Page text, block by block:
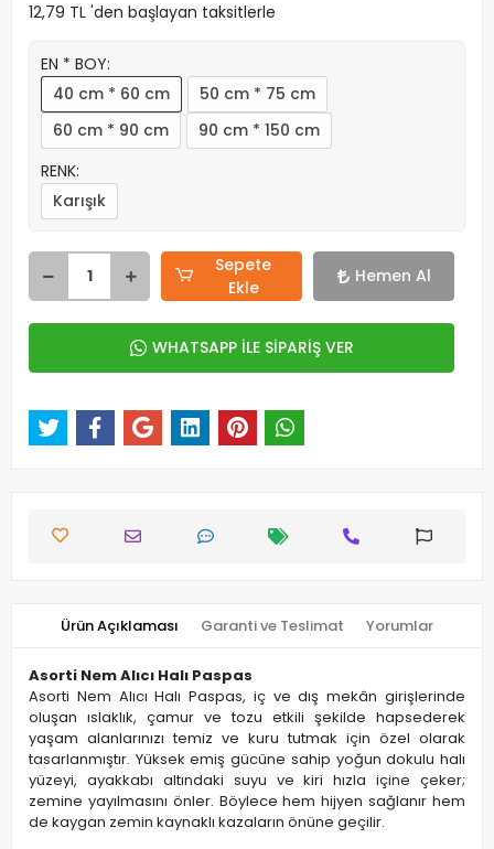
12,79 TL 'den başlayan taksitlerle
EN * BOY:
40 cm * 60 cm
50 cm * 75 cm
60 cm * 90 cm
90 cm * 150 cm
RENK:
Karışık
Sepete
Ekle
Hemen Al
WHATSAPP İLE SİPARİŞ VER
Ürün Açıklaması Garanti ve Teslimat Yorumlar
Asorti Nem Alıcı Halı Paspas
Asorti Nem Alıcı Halı Paspas, iç ve dış mekân girişlerinde
oluşan ıslaklık, çamur ve tozu etkili şekilde hapsederek
yaşam alanlarınızı temiz ve kuru tutmak için özel olarak
tasarlanmıştır. Yüksek emiş gücüne sahip yoğun dokulu halı
yüzeyi, ayakkabı altındaki suyu ve kiri hızla içine çeker;
zemine yayılmasını önler. Böylece hem hijyen sağlanır hem
de kaygan zemin kaynaklı kazaların önüne geçilir.